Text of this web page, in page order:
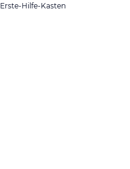
Erste-Hilfe-Kasten